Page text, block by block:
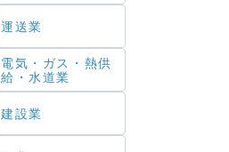
運送業
電気・ガス・熱供
給・水道業
建設業